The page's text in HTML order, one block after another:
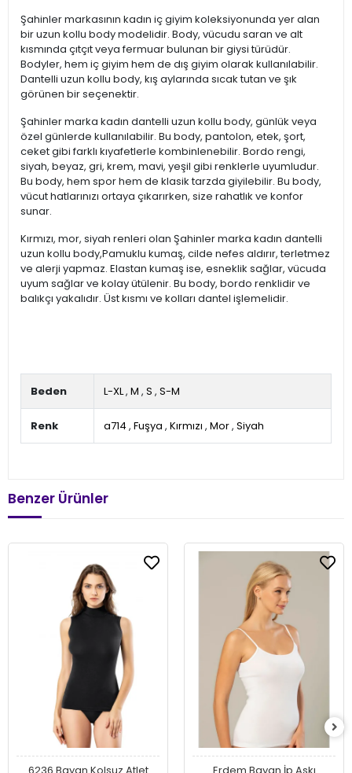
Şahinler markasının kadın iç giyim koleksiyonunda yer alan
bir uzun kollu body modelidir. Body, vücudu saran ve alt
kısmında çıtçıt veya fermuar bulunan bir giysi türüdür.
Bodyler, hem iç giyim hem de dış giyim olarak kullanılabilir.
Dantelli uzun kollu body, kış aylarında sıcak tutan ve şık
görünen bir seçenektir.
Şahinler marka kadın dantelli uzun kollu body, günlük veya
özel günlerde kullanılabilir. Bu body, pantolon, etek, şort,
ceket gibi farklı kıyafetlerle kombinlenebilir. Bordo rengi,
siyah, beyaz, gri, krem, mavi, yeşil gibi renklerle uyumludur.
Bu body, hem spor hem de klasik tarzda giyilebilir. Bu body,
vücut hatlarınızı ortaya çıkarırken, size rahatlık ve konfor
sunar.
Kırmızı, mor, siyah renleri olan Şahinler marka kadın dantelli
uzun kollu body,Pamuklu kumaş, cilde nefes aldırır, terletmez
ve alerji yapmaz. Elastan kumaş ise, esneklik sağlar, vücuda
uyum sağlar ve kolay ütülenir. Bu body, bordo renklidir ve
balıkçı yakalıdır. Üst kısmı ve kolları dantel işlemelidir.
Beden L-XL, M , S , S-M
Renk a714 , Fuşya , Kırmızı , Mor, Siyah
Benzer Ürünler